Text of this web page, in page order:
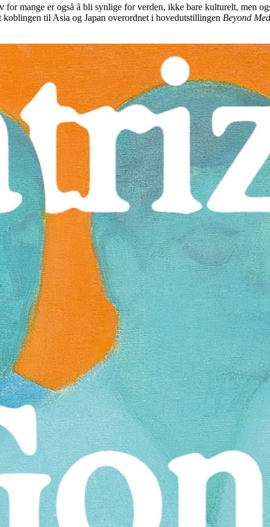
mange er også å bli synlige for verden, ikke bare kulturelt, men
til Asia og Japan overordnet i hovedutstillingen Beyond